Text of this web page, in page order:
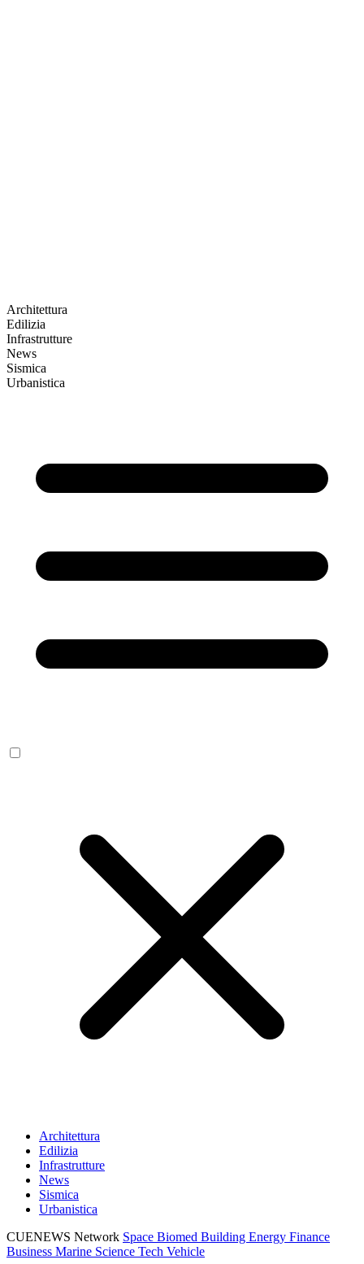
Architettura
Edilizia
Infrastrutture
News
Sismica
Urbanistica
Architettura
Edilizia
Infrastrutture
News
Sismica
Urbanistica
CUENEWS Network Space Biomed Building Energy Finance
Business Marine Science Tech Vehicle